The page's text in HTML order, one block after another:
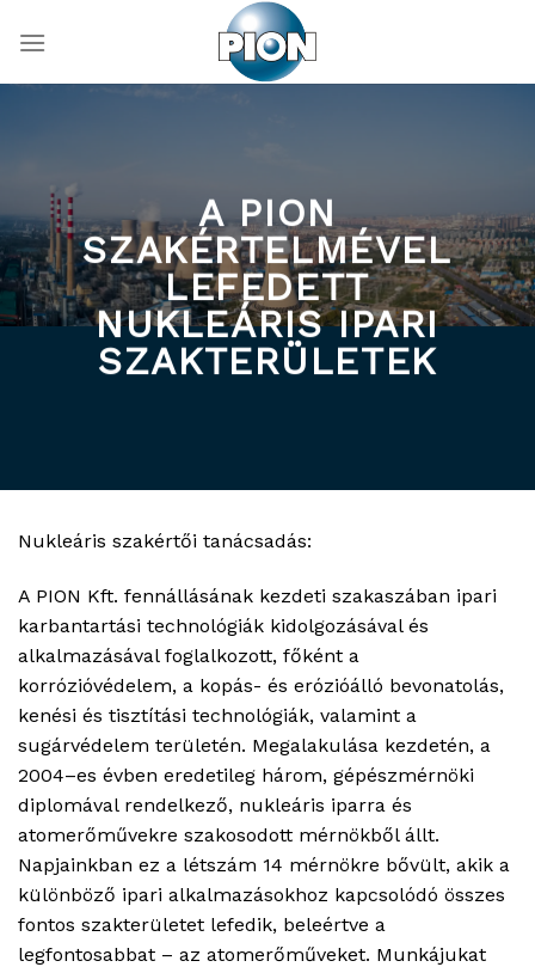
A PION
SZAKÉRTELMÉVEL
LEFEDETT
NUKLEÁRIS IPARI
SZAKTERÜLETEK
Nukleáris szakértői tanácsadás:
A PION Kft. fennállásának kezdeti szakaszában ipari
karbantartási technológiák kidolgozásával és
alkalmazásával foglalkozott, főként a
korrózióvédelem, a kopás- és erózióálló bevonatolás,
kenési és tisztítási technológiák, valamint a
sugárvédelem területén. Megalakulása kezdetén, a
2004–es évben eredetileg három, gépészmérnöki
diplomával rendelkező, nukleáris iparra és
atomerőművekre szakosodott mérnökből állt.
Napjainkban ez a létszám 14 mérnökre bővült, akik a
különböző ipari alkalmazásokhoz kapcsolódó összes
fontos szakterületet lefedik, beleértve a
legfontosabbat – az atomerőműveket. Munkájukat